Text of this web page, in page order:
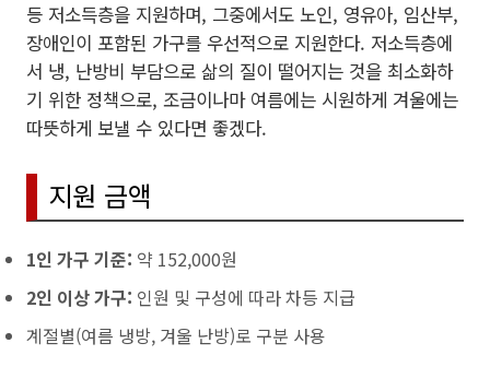
등 저소득층을 지원하며, 그중에서도 노인, 영유아, 임산부,
장애인이 포함된 가구를 우선적으로 지원한다. 저소득층에
서 냉, 난방비 부담으로 삶의 질이 떨어지는 것을 최소화하
기 위한 정책으로, 조금이나마 여름에는 시원하게 겨울에는
따뜻하게 보낼 수 있다면 좋겠다.
지원 금액
1인 가구 기준: 약 152,000원
2인 이상 가구: 인원 및 구성에 따라 차등 지급
계절별(여름 냉방, 겨울 난방)로 구분 사용